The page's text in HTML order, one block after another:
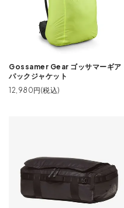
Gossamer Gear ゴッサマーギア
パックジャケット
12,980円(税込)